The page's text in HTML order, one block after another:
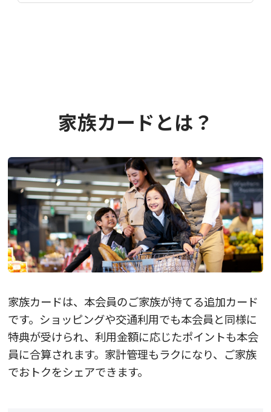
家族カードとは？
家族カードは、本会員のご家族が持てる追加カード
です。 ショッピングや交通利用でも本会員と同様に
特典が受けられ、利用金額に応じたポイントも本会
員に合算されます。 家計管理もラクになり、ご家族
でおトクをシェアできます。